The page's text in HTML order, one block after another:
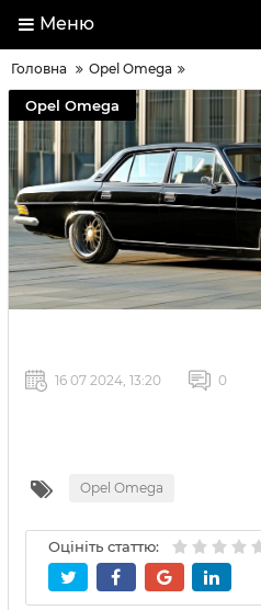
Меню
Головна Opel Omega
Opel Omega
16 07 2024, 13:20 0
Opel Omega
Оцініть статтю: